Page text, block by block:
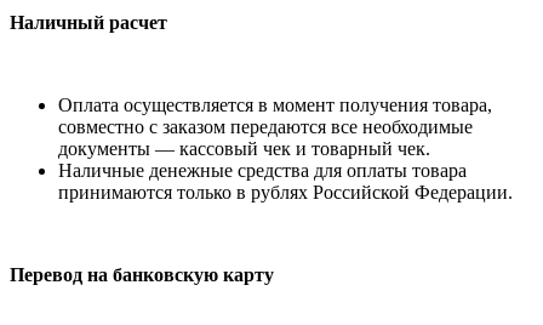
Наличный расчет
Оплата осуществляется в момент получения товара,
совместно с заказом передаются все необходимые
документы — кассовый чек и товарный чек.
Наличные денежные средства для оплаты товара
принимаются только в рублях Российской Федерации.
Перевод на банковскую карту